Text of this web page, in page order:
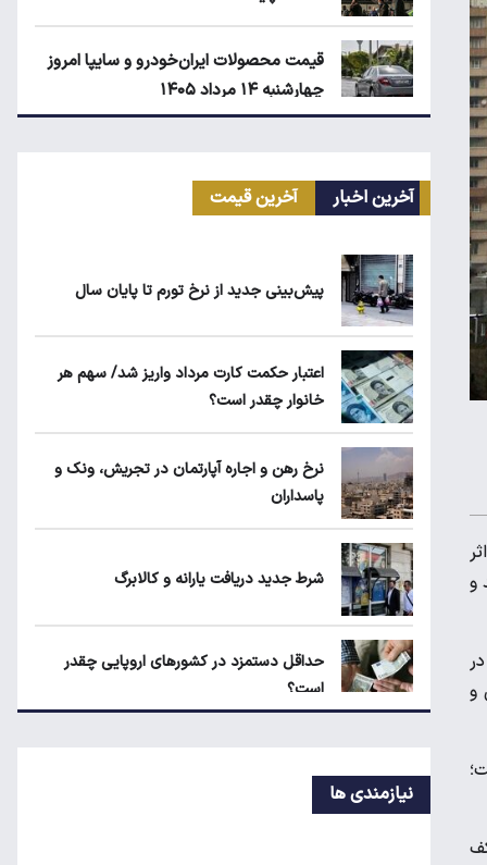
و
و
قیمت محصولات ایران‌خودرو و سایپا امروز
چهارشنبه ۱۴ مرداد ۱۴۰۵
مرداد ۱۴۰۵
امروز چهارشنبه ۱۴ مرداد ۱۴۰۵
متقاضیان
آخرین اخبار آخرین قیمت
پیش‌بینی جدید از نرخ تورم تا پایان سال
اعتبار حکمت کارت مرداد واریز شد/ سهم هر
خانوار چقدر است؟
نرخ رهن و اجاره آپارتمان در تجریش، ونک و
پاسداران
شرط جدید دریافت یارانه و کالابرگ
حداقل دستمزد در کشورهای اروپایی چقدر
است؟
نیازمندی ها